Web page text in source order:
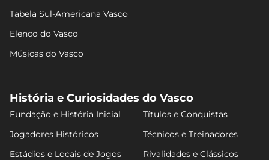
Tabela Sul-Americana Vasco
Elenco do Vasco
Músicas do Vasco
História e Curiosidades do Vasco
Fundação e História Inicial
Títulos e Conquistas
Jogadores Históricos
Técnicos e Treinadores
Estádios e Locais de Jogos
Rivalidades e Clássicos